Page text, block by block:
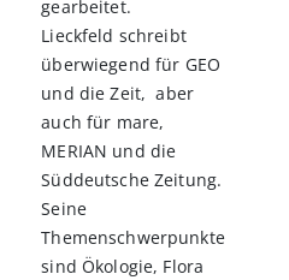
gearbeitet.
Lieckfeld schreibt
überwiegend für GEO
und die Zeit, aber
auch für mare,
MERIAN und die
Süddeutsche Zeitung.
Seine
Themenschwerpunkte
sind Ökologie, Flora